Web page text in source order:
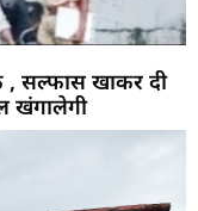
, सल्फास खाकर दी
खंगालेगी